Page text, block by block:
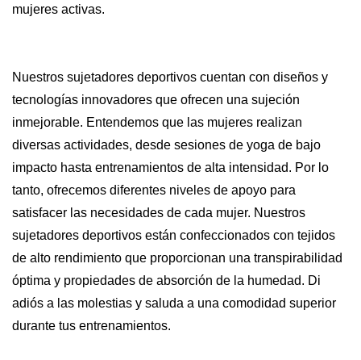
mujeres activas.
Nuestros sujetadores deportivos cuentan con diseños y
tecnologías innovadores que ofrecen una sujeción
inmejorable. Entendemos que las mujeres realizan
diversas actividades, desde sesiones de yoga de bajo
impacto hasta entrenamientos de alta intensidad. Por lo
tanto, ofrecemos diferentes niveles de apoyo para
satisfacer las necesidades de cada mujer. Nuestros
sujetadores deportivos están confeccionados con tejidos
de alto rendimiento que proporcionan una transpirabilidad
óptima y propiedades de absorción de la humedad. Di
adiós a las molestias y saluda a una comodidad superior
durante tus entrenamientos.